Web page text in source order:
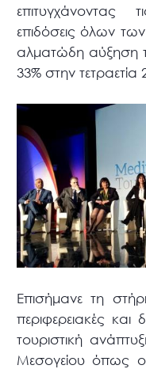
επιτυγχάνοντας
επιδόσεις όλων
αλματώδη αύξηση
33% στην τετραετία
Επισήμανε τη
περιφερειακές και
τουριστική
Μεσογείου όπως